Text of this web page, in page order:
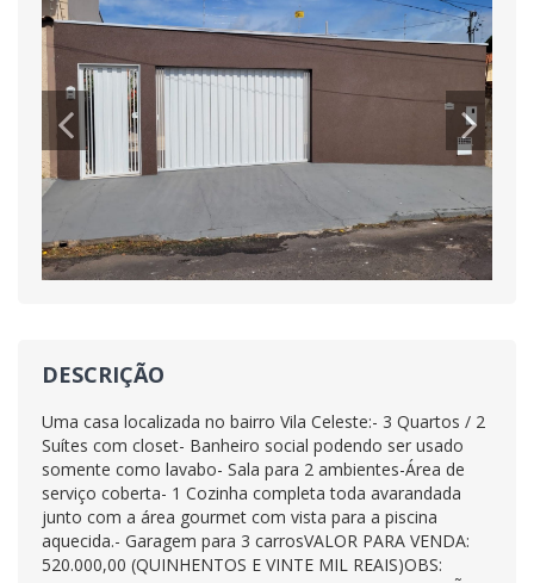
DESCRIÇÃO
Uma casa localizada no bairro Vila Celeste:- 3 Quartos / 2
Suítes com closet- Banheiro social podendo ser usado
somente como lavabo- Sala para 2 ambientes-Área de
serviço coberta- 1 Cozinha completa toda avarandada
junto com a área gourmet com vista para a piscina
aquecida.- Garagem para 3 carrosVALOR PARA VENDA:
520.000,00 (QUINHENTOS E VINTE MIL REAIS)OBS: